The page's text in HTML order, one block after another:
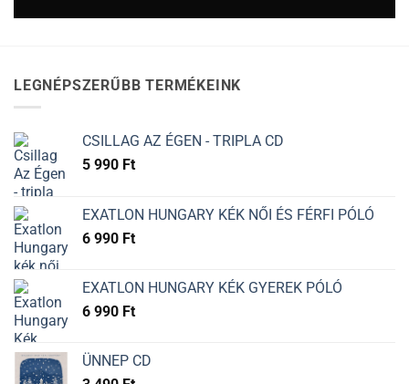
LEGNÉPSZERŰBB TERMÉKEINK
CSILLAG AZ ÉGEN - TRIPLA CD
5 990 Ft
EXATLON HUNGARY KÉK NŐI ÉS FÉRFI PÓLÓ
6 990 Ft
EXATLON HUNGARY KÉK GYEREK PÓLÓ
6 990 Ft
ÜNNEP CD